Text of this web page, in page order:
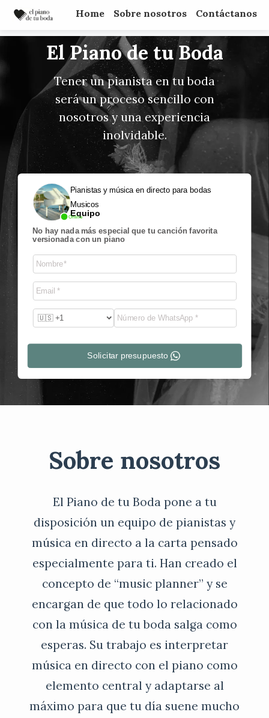
Home Sobre nosotros Contáctanos
El Piano de tu Boda
Tener un pianista en tu boda
será un proceso sencillo con
nosotros y una experiencia
inolvidable.
Online
Pianistas y música en directo para bodas
Musicos
Equipo
No hay nada más especial que tu canción favorita
versionada con un piano
Solicitar presupuesto
Sobre nosotros
El Piano de tu Boda pone a tu
disposición un equipo de pianistas y
música en directo a la carta pensado
especialmente para ti. Han creado el
concepto de “music planner” y se
encargan de que todo lo relacionado
con la música de tu boda salga como
esperas. Su trabajo es interpretar
música en directo con el piano como
elemento central y adaptarse al
máximo para que tu día suene mucho